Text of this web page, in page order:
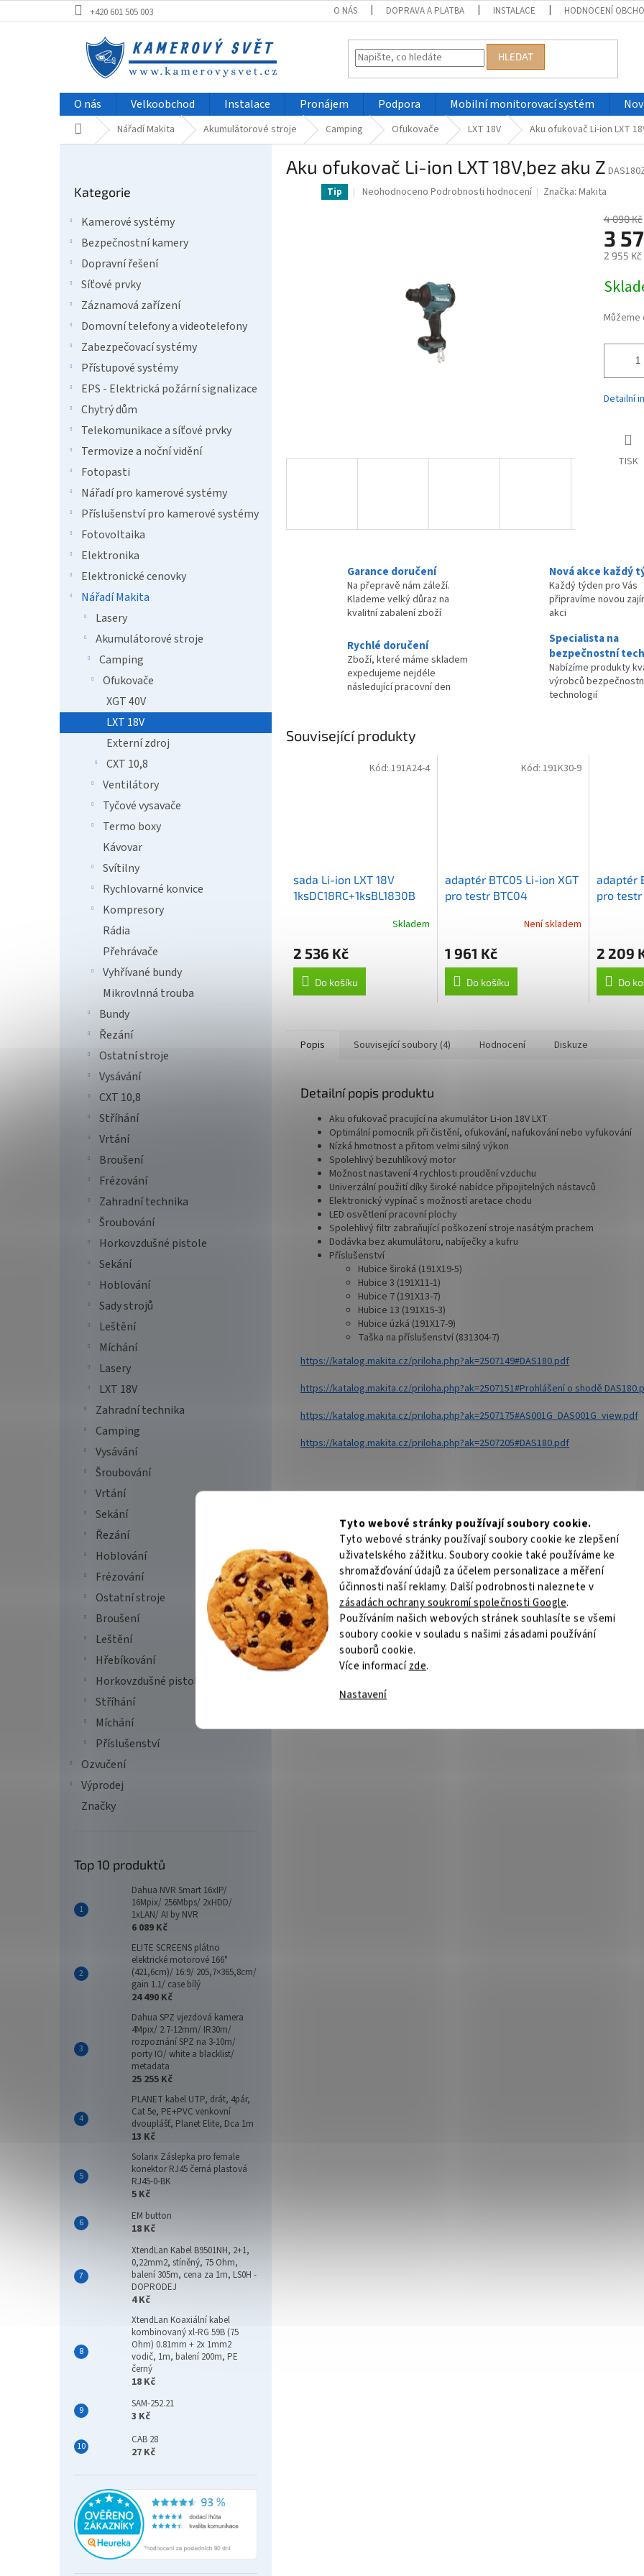
Tyto webové stránky používají soubory cookie.
Tyto webové stránky používají soubory cookie ke zlepšení
uživatelského zážitku. Soubory cookie také používáme ke
shromažďování údajů za účelem personalizace a měření
účinnosti naší reklamy. Další podrobnosti naleznete v
zásadách ochrany soukromí společnosti Google.
Používáním našich webových stránek souhlasíte se všemi
soubory cookie v souladu s našimi zásadami používání
souborů cookie.
Více informacízde.
Nastavení
na
+420 601 505 003 O NÁS DOPRAVA A PLATBA INSTALACE HODNOCENÍ
HLEDAT
O nás Velkoobchod Instalace Pronájem Podpora Mobilní monitorovací systém
Domů Nářadí Makita Akumulátorové stroje Camping Ofukovače LXT 18V Aku ofukovač Li-ion LXT
kategorie
Kategorie
Kamerové systémy
Bezpečnostní kamery
Dopravní řešení
Síťové prvky
Záznamová zařízení
Domovní telefony a videotelefony
Zabezpečovací systémy
Přístupové systémy
EPS - Elektrická požární signalizace
Chytrý dům
Telekomunikace a síťové prvky
Termovize a noční vidění
Fotopasti
Nářadí pro kamerové systémy
Příslušenství pro kamerové systémy
Fotovoltaika
Elektronika
Elektronické cenovky
Nářadí Makita
Lasery
Akumulátorové stroje
Camping
Ofukovače
XGT 40V
LXT 18V
Externí zdroj
CXT 10,8
Ventilátory
Tyčové vysavače
Termo boxy
Kávovar
Svítilny
Rychlovarné konvice
Kompresory
Rádia
Přehrávače
Vyhřívané bundy
Mikrovlnná trouba
Bundy
Řezání
Ostatní stroje
Vysávání
CXT 10,8
Stříhání
Vrtání
Broušení
Frézování
Zahradní technika
Šroubování
Horkovzdušné pistole
Sekání
Hoblování
Sady strojů
Leštění
Míchání
Lasery
LXT 18V
Zahradní technika
Camping
Vysávání
Šroubování
Vrtání
Sekání
Řezání
Hoblování
Frézování
Ostatní stroje
Broušení
Leštění
Hřebíkování
Horkovzdušné pistole
Stříhání
Míchání
Příslušenství
Ozvučení
Výprodej
Značky
Top 10 produktů
Dahua NVR Smart 16xIP/
16Mpix/ 256Mbps/ 2xHDD/
1xLAN/ AI by NVR
6 089 Kč
ELITE SCREENS plátno
elektrické motorové 166"
(421,6cm)/ 16:9/ 205,7×365,8cm/
gain 1.1/ case bílý
24 490 Kč
Dahua SPZ vjezdová kamera
4Mpix/ 2.7-12mm/ IR30m/
rozpoznání SPZ na 3-10m/
porty IO/ white a blacklist/
metadata
25 255 Kč
PLANET kabel UTP, drát, 4pár,
Cat 5e, PE+PVC venkovní
dvouplášť, Planet Elite, Dca 1m
13 Kč
Solarix Záslepka pro female
konektor RJ45 černá plastová
RJ45-0-BK
5 Kč
EM button
18 Kč
XtendLan Kabel B9501NH, 2+1,
0,22mm2, stíněný, 75 Ohm,
balení 305m, cena za 1m, LS0H -
DOPRODEJ
4 Kč
XtendLan Koaxiální kabel
kombinovaný xl-RG 59B (75
Ohm) 0.81mm + 2x 1mm2
vodič, 1m, balení 200m, PE
černý
18 Kč
SAM-252.21
3 Kč
CAB 28
27 Kč
Aku ofukovač Li-ion LXT 18V,bez aku Z
Tip
Průměrné
hvězdiček.
Neohodnoceno Podrobnosti hodnocení Značka:Makita
4 090 Kč
3
2 955 Kč
cena:
Můžeme
Detailní
TISK
Garance doručení
Na přepravě nám záleží.
Klademe velký důraz na
kvalitní zabalení zboží
Nová akce každý
Každý týden pro Vás
připravíme novou
akci
Rychlé doručení
Zboží, které máme skladem
expedujeme nejdéle
následující pracovní den
Specialista na
bezpečnostní
Nabízíme produkty
výrobců
technologií
Související produkty
sada Li-ion LXT 18V
1ksDC18RC+1ksBL1830B
Skladem
2 536 Kč
Do košíku
Kód: 191A24-4
adaptér BTC05 Li-ion XGT
pro testr BTC04
Není skladem
1 961 Kč
Do košíku
Kód: 191K30-9
adaptér
pro testr
2 209
Do
Popis Související soubory (4) Hodnocení Diskuze
Detailní popis produktu
Aku ofukovač pracující na akumulátor Li-ion 18V LXT
Optimální pomocník při čistění, ofukování, nafukování nebo vyfukování
Nízká hmotnost a přitom velmi silný výkon
Spolehlivý bezuhlíkový motor
Možnost nastavení 4 rychlosti proudění vzduchu
Univerzální použití díky široké nabídce připojitelných nástavců
Elektronický vypínač s možností aretace chodu
LED osvětlení pracovní plochy
Spolehlivý filtr zabraňující poškození stroje nasátým prachem
Dodávka bez akumulátoru, nabíječky a kufru
Příslušenství
Hubice široká (191X19-5)
Hubice 3 (191X11-1)
Hubice 7 (191X13-7)
Hubice 13 (191X15-3)
Hubice úzká (191X17-9)
Taška na příslušenství (831304-7)
https://katalog.makita.cz/priloha.php?ak=2507149#DAS180.pdf
https://katalog.makita.cz/priloha.php?ak=2507151#Prohlášení o shodě
https://katalog.makita.cz/priloha.php?ak=2507175#AS001G_DAS001G_view.pdf
https://katalog.makita.cz/priloha.php?ak=2507205#DAS180.pdf
RH Radomír Hurník
Hodnocení obchodu je 5 z 5 hvězdiček.
3.8.2026
Vše O.K.
BN
RS Roman Svačina
Hodnocení obchodu je 5 z 5 hvězdiček.
25.7.2026